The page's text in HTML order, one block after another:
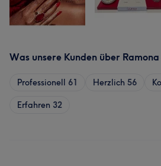
Was unsere Kunden über
Professionell 61 Herzlich 56
Erfahren 32